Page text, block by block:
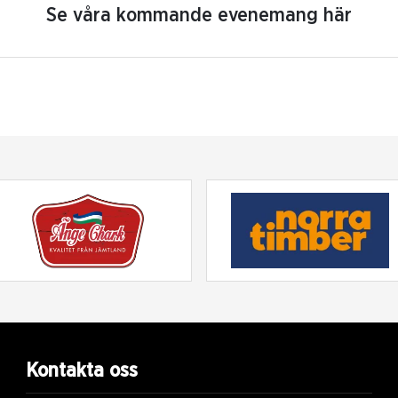
Se våra kommande evenemang här
Kontakta oss